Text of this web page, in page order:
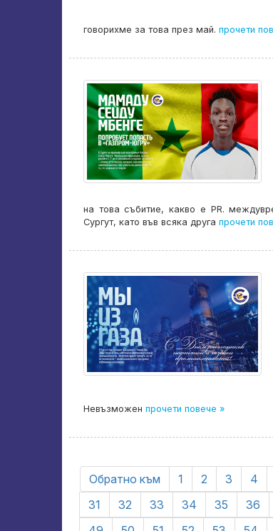
говорихме за това през май. прочети
на това събитие, какво е PR.
Сургут, като във всяка друга прочети
Невъзможен прочети повече »
Обратно към 1 2 3 4
31
32 33 34 35 36